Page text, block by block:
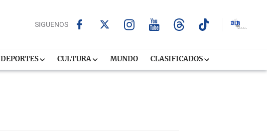
SIGUENOS
DEPORTES CULTURA MUNDO CLASIFICADOS